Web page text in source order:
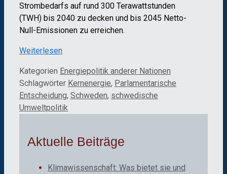
Strombedarfs auf rund 300 Terawattstunden
(TWH) bis 2040 zu decken und bis 2045 Netto-
Null-Emissionen zu erreichen.
Weiterlesen
Kategorien Energiepolitik anderer Nationen
Schlagwörter Kernenergie, Parlamentarische
Entscheidung, Schweden, schwedische
Umweltpolitik
Aktuelle Beiträge
Klimawissenschaft: Was bietet sie und